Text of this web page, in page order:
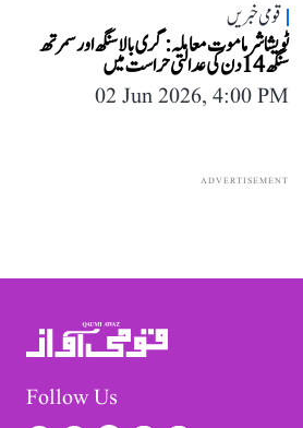
قومی خبریں
ٹویشا شرما موت معاملہ: گری بالا سنگھ اور سمرتھ
سنگھ 14 دن کی عدالتی حراست میں
02 Jun 2026, 4:00 PM
ADVERTISEMENT
Follow Us